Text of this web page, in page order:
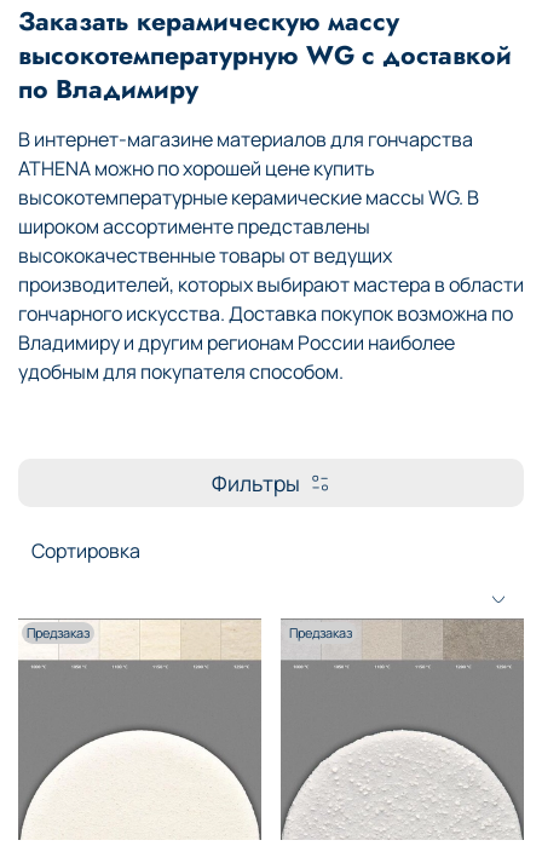
Заказать керамическую массу
высокотемпературную WG с доставкой
по Владимиру
В интернет-магазине материалов для гончарства
ATHENA можно по хорошей цене купить
высокотемпературные керамические массы WG. В
широком ассортименте представлены
высококачественные товары от ведущих
производителей, которых выбирают мастера в области
гончарного искусства. Доставка покупок возможна по
Владимиру и другим регионам России наиболее
удобным для покупателя способом.
Фильтры
Предзаказ Предзаказ